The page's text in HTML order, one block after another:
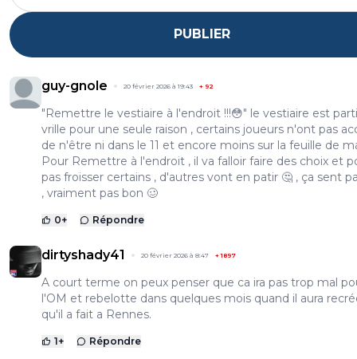
PUBLIER
guy-gnole 20 février 2026 à 19:43 + 92
"Remettre le vestiaire à l'endroit !!!😳" le vestiaire est
vrille pour une seule raison , certains joueurs n'ont pas
de n'être ni dans le 11 et encore moins sur la feuille de
Pour Remettre à l'endroit , il va falloir faire des choix et
pas froisser certains , d'autres vont en patir 🤔 , ça sent
, vraiment pas bon 🥴
0+ Répondre
dirtyshady41 20 février 2026 à 8:47 +1897
A court terme on peux penser que ca ira pas trop mal
l'OM et rebelotte dans quelques mois quand il aura
qu'il a fait a Rennes.
1+ Répondre